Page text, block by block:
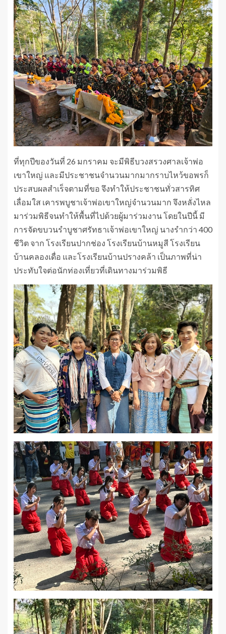
ที่ทุกปีของวันที่ 26 มกราคม จะมีพิธีบวงสรวงศาลเจ้าพ่อ
เขาใหญ่ และมีประชาชนจำนวนมากมากราบไหว้ขอพรก็
ประสบผลสำเร็จตามที่ขอ จึงทำให้ประชาชนทั่วสารทิศ
เลื่อมใส เคารพบูชาเจ้าพ่อเขาใหญ่จำนวนมาก จึงหลั่งไหล
มาร่วมพิธีจนทำให้พื้นที่ไปด้วยผู้มาร่วมงาน โดยในปีนี้ มี
การจัดขบวนรำบูชาศรัทธาเจ้าพ่อเขาใหญ่ นางรำกว่า 400
ชีวิต จาก โรงเรียนปากช่อง โรงเรียนบ้านหมูสี โรงเรียน
บ้านคลองเดื่อ และโรงเรียนบ้านปรางคล้า เป็นภาพที่น่า
ประทับใจต่อนักท่องเที่ยวที่เดินทางมาร่วมพิธี